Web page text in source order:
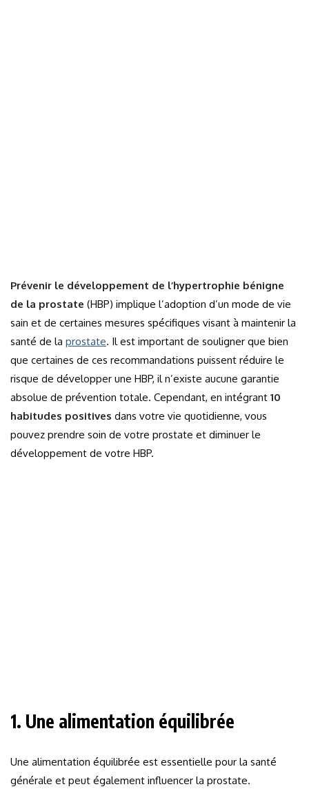
Prévenir le développement de l’hypertrophie bénigne
de la prostate (HBP) implique l’adoption d’un mode de vie
sain et de certaines mesures spécifiques visant à maintenir la
santé de la prostate. Il est important de souligner que bien
que certaines de ces recommandations puissent réduire le
risque de développer une HBP, il n’existe aucune garantie
absolue de prévention totale. Cependant, en intégrant 10
habitudes positives dans votre vie quotidienne, vous
pouvez prendre soin de votre prostate et diminuer le
développement de votre HBP.
1. Une alimentation équilibrée
Une alimentation équilibrée est essentielle pour la santé
générale et peut également influencer la prostate.